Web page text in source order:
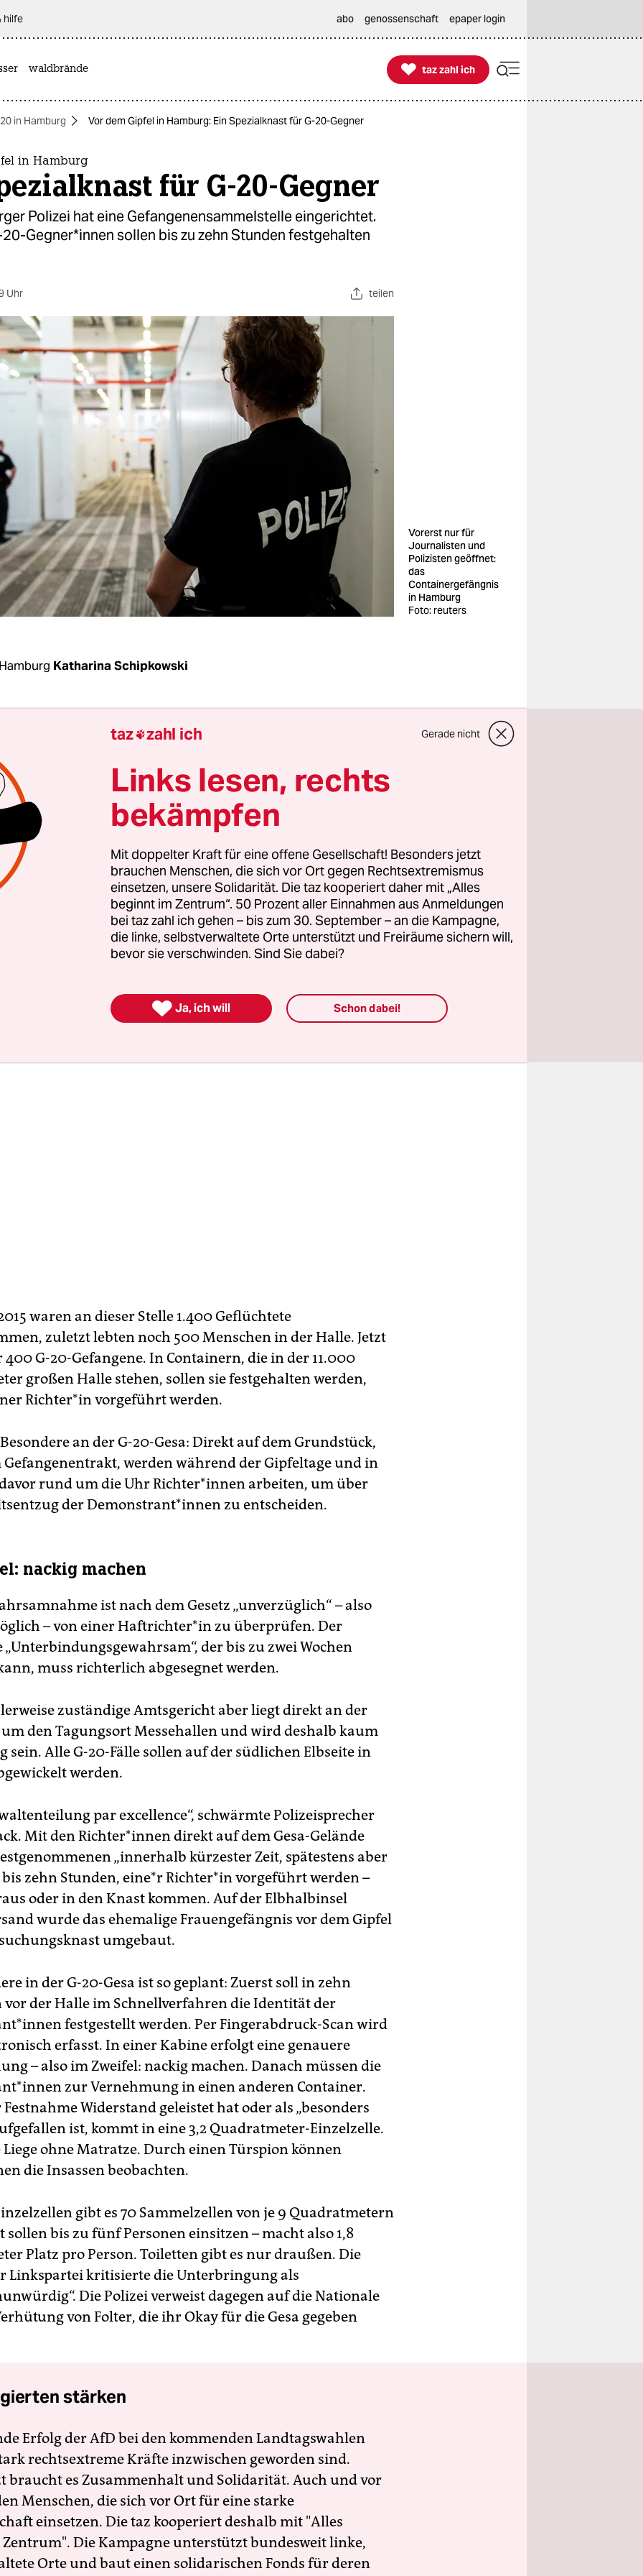
hilfe abo genossenschaft epaper login
waldbrände 
taz zahl ich
taz zahl ich
in Hamburg Vor dem Gipfel in Hamburg: Ein Spezialknast für G-20-Gegner
in Hamburg
für G-20-Gegner
Polizei hat eine Gefangenensammelstelle eingerichtet.
Gegner*innen sollen bis zu zehn Stunden festgehalten
Uhr teilen
Vorerst nur für
Journalisten und
Polizisten geöffnet:
das
Containergefängnis
in Hamburg
Foto: reuters
Katharina Schipkowski
sollen die Gefangenen hier nicht einsitzen – man wolle
G-20-Gegner*innen durchschleusen, sagte ein
Am Dienstag hat die Hamburger Polizei der
ihre eigens für die Proteste gegen den G-20-Gipfel vom 7.
Gefangenensammelstelle (Gesa) präsentiert.
mit massiven Ausschreitungen und spricht von
Linksextremen aus dem In- und Ausland.
soll die G-20-Gesa in Betrieb gehen. Dann
der „größte Polizeieinsatz in der Geschichte Hamburgs“,
Hartmut Dudde vergangene Woche vor der Presse
hat. Dafür hat die Stadt für schätzungsweise 3 Millionen
könne man noch nicht absehen, sagte ein
waren an dieser Stelle 1.400 Geflüchtete
zuletzt lebten noch 500 Menschen in der Halle. Jetzt
G-20-Gefangene. In Containern, die in der 11.000
großen Halle stehen, sollen sie festgehalten werden,
Richter*in vorgeführt werden.
an der G-20-Gesa: Direkt auf dem Grundstück,
Gefangenentrakt, werden während der Gipfeltage und in
rund um die Uhr Richter*innen arbeiten, um über
der Demonstrant*innen zu entscheiden.
nackig machen
ist nach dem Gesetz „unverzüglich“ – also
– von einer Haftrichter*in zu überprüfen. Der
der bis zu zwei Wochen
muss richterlich abgesegnet werden.
zuständige Amtsgericht aber liegt direkt an der
den Tagungsort Messehallen und wird deshalb kaum
sein. Alle G-20-Fälle sollen auf der südlichen Elbseite in
werden.
par excellence“, schwärmte Polizeisprecher
Mit den Richter*innen direkt auf dem Gesa-Gelände
„innerhalb kürzester Zeit, spätestens aber
bis zehn Stunden, eine*r Richter*in vorgeführt werden –
oder in den Knast kommen. Auf der Elbhalbinsel
wurde das ehemalige Frauengefängnis vor dem Gipfel
umgebaut.
in der G-20-Gesa ist so geplant: Zuerst soll in zehn
vor der Halle im Schnellverfahren die Identität der
festgestellt werden. Per Fingerabdruck-Scan wird
erfasst. In einer Kabine erfolgt eine genauere
– also im Zweifel: nackig machen. Danach müssen die
zur Vernehmung in einen anderen Container.
Festnahme Widerstand geleistet hat oder als „besonders
ist, kommt in eine 3,2 Quadratmeter-Einzelzelle.
ohne Matratze. Durch einen Türspion können
die Insassen beobachten.
gibt es 70 Sammelzellen von je 9 Quadratmetern
sollen bis zu fünf Personen einsitzen – macht also 1,8
Platz pro Person. Toiletten gibt es nur draußen. Die
Linkspartei kritisierte die Unterbringung als
Die Polizei verweist dagegen auf die Nationale
von Folter, die ihr Okay für die Gesa gegeben
stärken
Erfolg der AfD bei den kommenden Landtagswahlen
rechtsextreme Kräfte inzwischen geworden sind.
braucht es Zusammenhalt und Solidarität. Auch und vor
Menschen, die sich vor Ort für eine starke
einsetzen. Die taz kooperiert deshalb mit "Alles
Die Kampagne unterstützt bundesweit linke,
Orte und baut einen solidarischen Fonds für deren
taz zahl ich Gerade nicht
Links lesen, rechts
bekämpfen
Mit doppelter Kraft für eine offene Gesellschaft! Besonders jetzt
brauchen Menschen, die sich vor Ort gegen Rechtsextremismus
einsetzen, unsere Solidarität. Die taz kooperiert daher mit „Alles
beginnt im Zentrum“. 50 Prozent aller Einnahmen aus Anmeldungen
bei taz zahl ich gehen – bis zum 30. September – an die Kampagne,
die linke, selbstverwaltete Orte unterstützt und Freiräume sichern will,
bevor sie verschwinden. Sind Sie dabei?
 Ja, ich will Schon dabei!